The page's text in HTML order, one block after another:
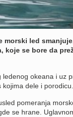
morski led
koje se bore da
okeana i uz
kojima dele i porodicu.
pomeranja
se hrane.